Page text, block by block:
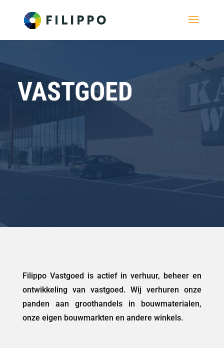
VASTGOED
Filippo Vastgoed is actief in verhuur, beheer en
ontwikkeling van vastgoed. Wij verhuren onze
panden aan groothandels in bouwmaterialen,
onze eigen bouwmarkten en andere winkels.